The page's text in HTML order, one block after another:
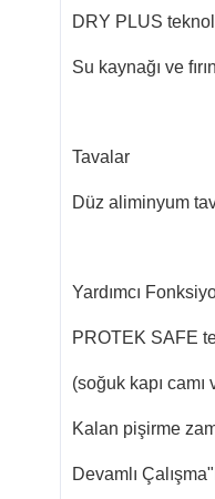
DRY PLUS
Su kaynağı ve
Tavalar
Düz aliminyum
Yardımcı
PROTEK SAFE
(soğuk kapı camı
Kalan pişirme
Devamlı